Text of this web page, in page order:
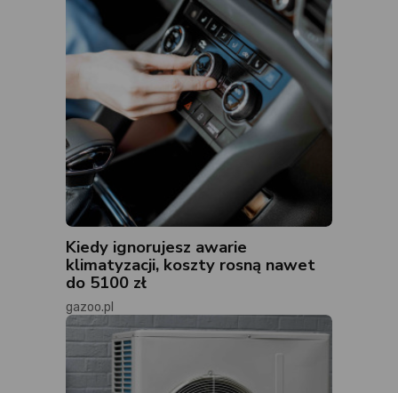
Kiedy ignorujesz awarie
klimatyzacji, koszty rosną nawet
do 5100 zł
gazoo.pl